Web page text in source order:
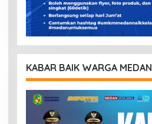
KABAR BAIK WARGA MEDAN